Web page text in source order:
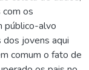
os
público-alvo
jovens aqui
comum o fato de